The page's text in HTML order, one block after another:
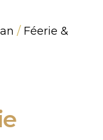
/ Féerie &